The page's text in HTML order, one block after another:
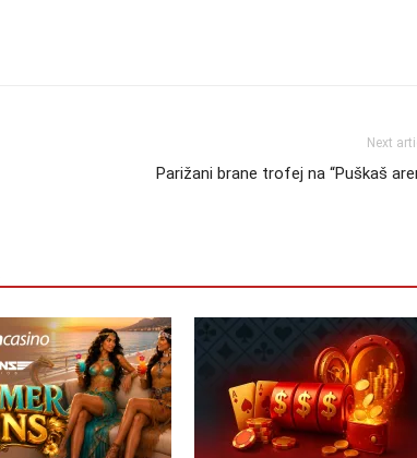
Next
Parižani brane trofej na “Puškaš